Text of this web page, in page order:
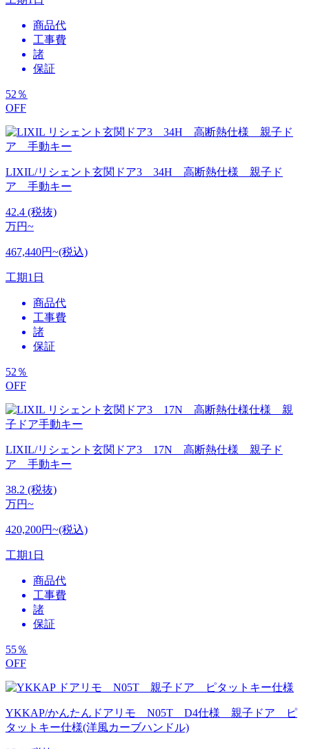
商品代
工事費
諸
保証
52 ％
OFF
LIXIL/リシェント玄関ドア3 34H 高断熱仕様 親子ド
ア 手動キー
42.4 (税抜)
万円~
467,440円~(税込)
工期1日
商品代
工事費
諸
保証
52 ％
OFF
LIXIL/リシェント玄関ドア3 17N 高断熱仕様 親子ド
ア 手動キー
38.2 (税抜)
万円~
420,200円~(税込)
工期1日
商品代
工事費
諸
保証
55％
OFF
YKKAP/かんたんドアリモ N05T D4仕様 親子ドア ピ
タットキー仕様(洋風カーブハンドル)